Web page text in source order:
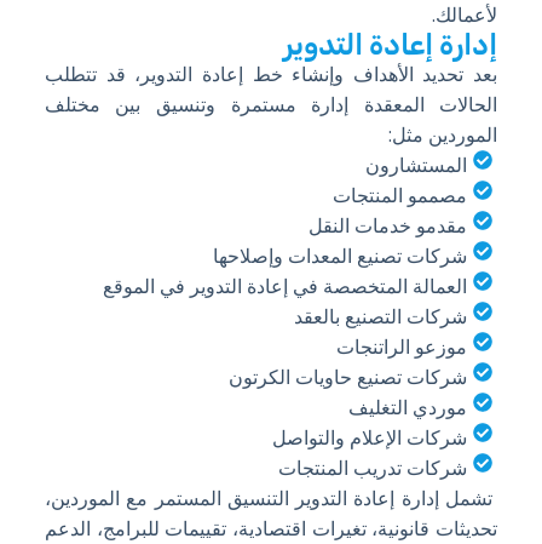
لأعمالك.
إدارة إعادة التدوير
بعد تحديد الأهداف وإنشاء خط إعادة التدوير، قد تتطلب
الحالات المعقدة إدارة مستمرة وتنسيق بين مختلف
الموردين مثل:
المستشارون
مصممو المنتجات
مقدمو خدمات النقل
شركات تصنيع المعدات وإصلاحها
العمالة المتخصصة في إعادة التدوير في الموقع
شركات التصنيع بالعقد
موزعو الراتنجات
شركات تصنيع حاويات الكرتون
موردي التغليف
شركات الإعلام والتواصل
شركات تدريب المنتجات
تشمل إدارة إعادة التدوير التنسيق المستمر مع الموردين،
تحديثات قانونية، تغيرات اقتصادية، تقييمات للبرامج، الدعم